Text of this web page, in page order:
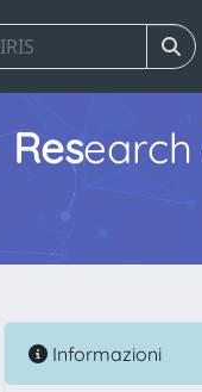
Research
Informazioni